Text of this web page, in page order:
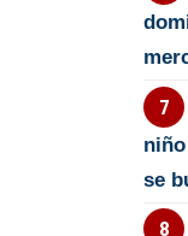
se